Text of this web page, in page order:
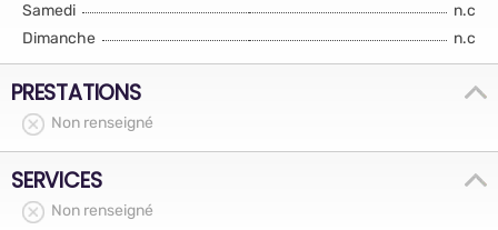
Samedi
n.c
Dimanche
n.c
PRESTATIONS
Non renseigné
SERVICES
Non renseigné